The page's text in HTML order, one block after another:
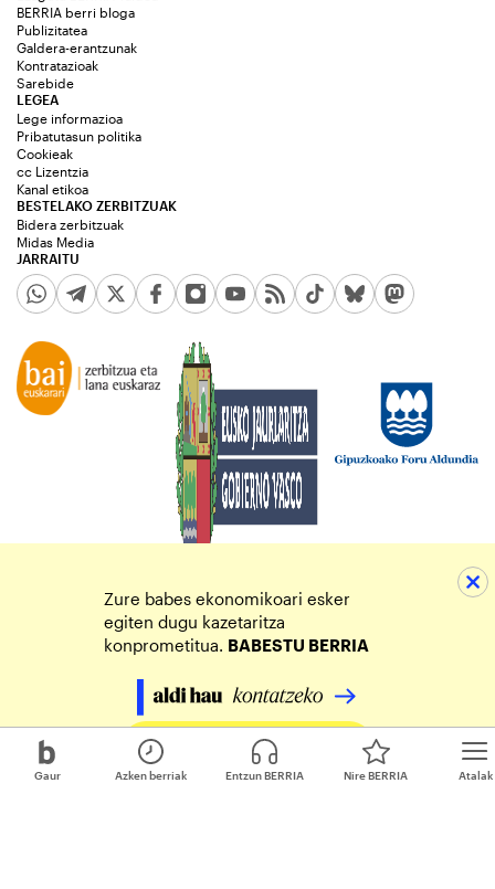
Gaur Atalak
Azken berriak Entzun BERRIA Nire BERRIA
BERRIA berri bloga
Publizitatea
Galdera-erantzunak
Kontratazioak
Sarebide
JARRAITU
LEGEA
Lege informazioa
Pribatutasun politika
Cookieak
cc Lizentzia
Kanal etikoa
BESTELAKO ZERBITZUAK
Bidera zerbitzuak
Midas Media
Zure babes ekonomikoari esker
egiten dugu kazetaritza
konprometitua. BABESTU BERRIA
Egin zure ekarpena